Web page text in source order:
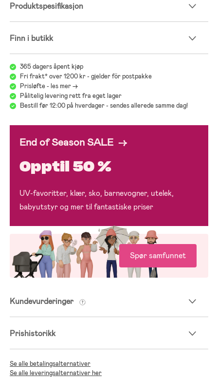
Produktspesifikasjon
Finn i butikk
365 dagers åpent kjøp
Fri frakt* over 1200 kr - gjelder för postpakke
Prisløfte - les mer ->
Pålitelig levering rett fra eget lager
Bestill før 12:00 på hverdager - sendes allerede samme dag!
End of Season SALE →
Opptil 50 %
UV-favoritter, klær, sko, barnevogner, utelek,
babyutstyr og mer til fantastiske priser
Spør samfunnet
Kundevurderinger
Prishistorikk
Se alle betalingsalternativer
Se alle leveringsalternativer her